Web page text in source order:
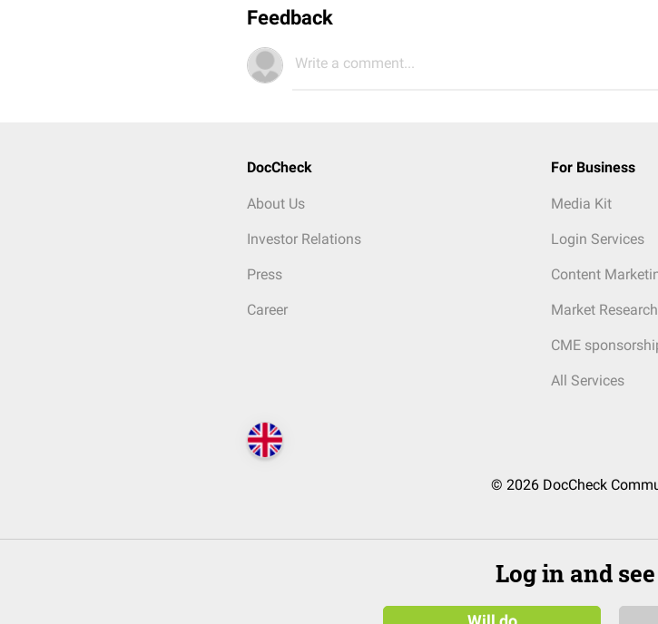
Feedback
Write a comment...
DocCheck
About Us
Investor Relations
Press
Career
For Business
Media Kit
Login Services
Content
Market Research
CME
All Services
© 2026 DocCheck
Log in and